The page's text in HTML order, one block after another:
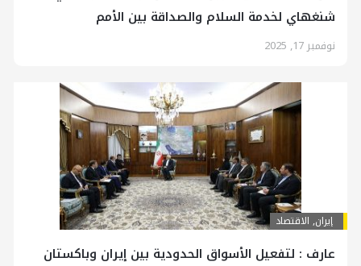
شنغهاي لخدمة السلام والصداقة بين الأمم
نوفمبر 17, 2025
إيران, الاقتصاد
عارف : لتفعيل الأسواق الحدودية بين إيران وباكستان